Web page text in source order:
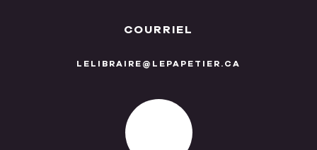
COURRIEL
LELIBRAIRE@LEPAPETIER.CA